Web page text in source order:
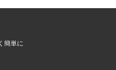
簡単に